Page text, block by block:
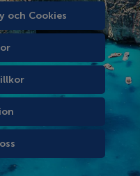
och Cookies